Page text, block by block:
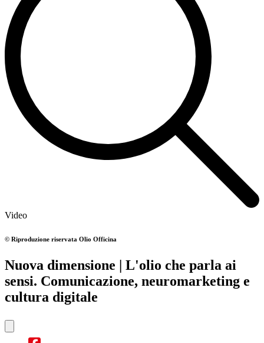
Video
© Riproduzione riservata Olio Officina
Nuova dimensione | L'olio che parla ai
sensi. Comunicazione, neuromarketing e
cultura digitale